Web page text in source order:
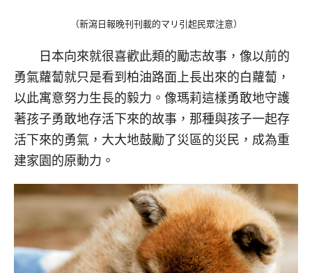
（新瀉日報晚刊刊載的マリ引起民眾注意）
日本向來就很喜歡此類的勵志故事，像以前的
勇氣蘿蔔就只是看到柏油路面上長出來的白蘿蔔，
以此寓意努力生長的毅力。像瑪莉這樣勇敢地守護
著孩子勇敢地存活下來的故事，那種與孩子一起存
活下來的勇氣，大大地鼓勵了災區的災民，成為重
建家園的原動力。